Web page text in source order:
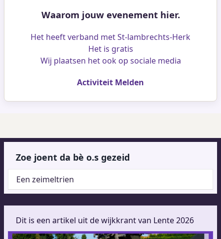
Waarom jouw evenement hier.
Het heeft verband met St-lambrechts-Herk
Het is gratis
Wij plaatsen het ook op sociale media
Activiteit Melden
Zoe joent da bè o.s gezeid
Een zeimeltrien
Dit is een artikel uit de wijkkrant van Lente 2026